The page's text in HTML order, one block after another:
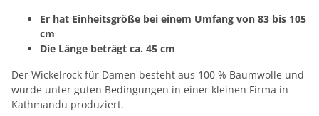
Er hat Einheitsgröße bei einem Umfang von 83 bis 105
cm
Die Länge beträgt ca. 45 cm
Der Wickelrock für Damen besteht aus 100 % Baumwolle und
wurde unter guten Bedingungen in einer kleinen Firma in
Kathmandu produziert.